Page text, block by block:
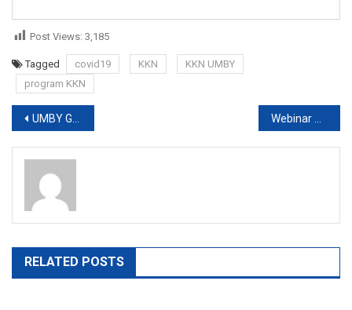
Post Views: 3,185
Tagged covid19 KKN
KKN UMBY
program KKN
Post
navigation
UMBY Gandeng UPSI Malaysia – Webinar Kesehatan Mental
RELATED POSTS